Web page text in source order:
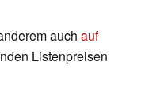
auch auf
Listenpreisen